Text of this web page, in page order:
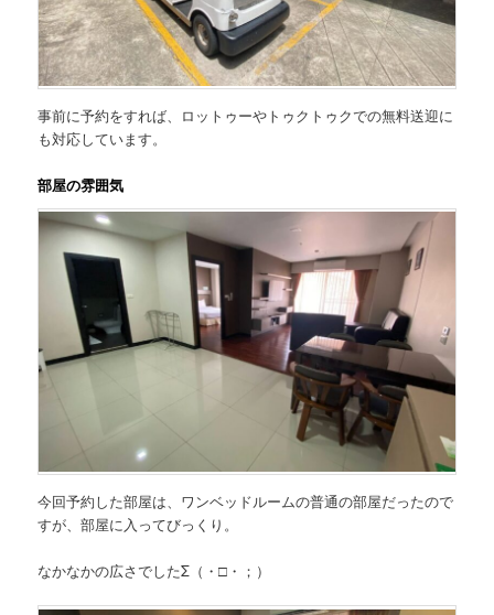
事前に予約をすれば、ロットゥーやトゥクトゥクでの無料送迎に
も対応しています。
部屋の雰囲気
今回予約した部屋は、ワンベッドルームの普通の部屋だったので
すが、部屋に入ってびっくり。
なかなかの広さでしたΣ（・□・；）